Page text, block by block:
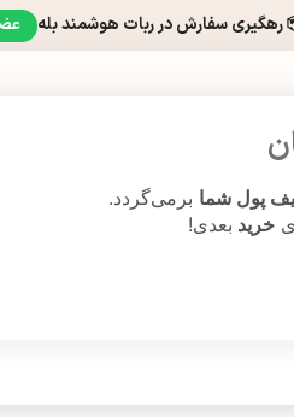
پول شما برمی‌گردد.
خرید بعدی!
رهگیری سفارش در ربات هوشمند بله